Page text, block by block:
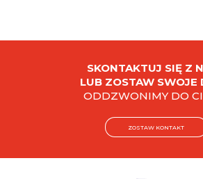
SKONTAKTUJ SIĘ Z
LUB ZOSTAW SWOJE
ODDZWONIMY DO
ZOSTAW KONTAKT